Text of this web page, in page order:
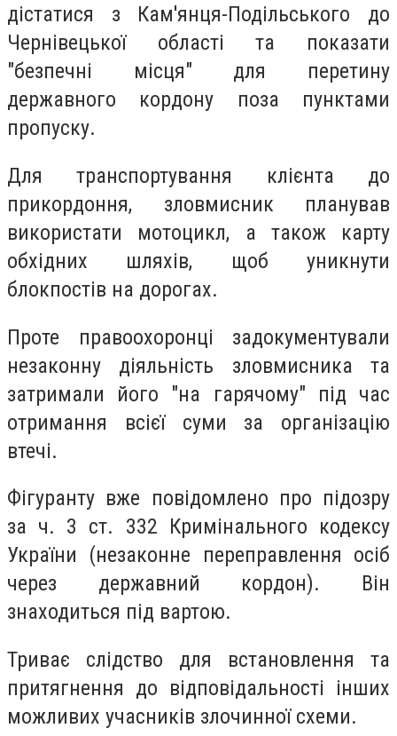
дістатися з Кам'янця-Подільського до
Чернівецької області та показати
"безпечні місця" для перетину
державного кордону поза пунктами
пропуску.
Для транспортування клієнта до
прикордоння, зловмисник планував
використати мотоцикл, а також карту
обхідних шляхів, щоб уникнути
блокпостів на дорогах.
Проте правоохоронці задокументували
незаконну діяльність зловмисника та
затримали його "на гарячому" під час
отримання всієї суми за організацію
втечі.
Фігуранту вже повідомлено про підозру
за ч. 3 ст. 332 Кримінального кодексу
України (незаконне переправлення осіб
через державний кордон). Він
знаходиться під вартою.
Триває слідство для встановлення та
притягнення до відповідальності інших
можливих учасників злочинної схеми.